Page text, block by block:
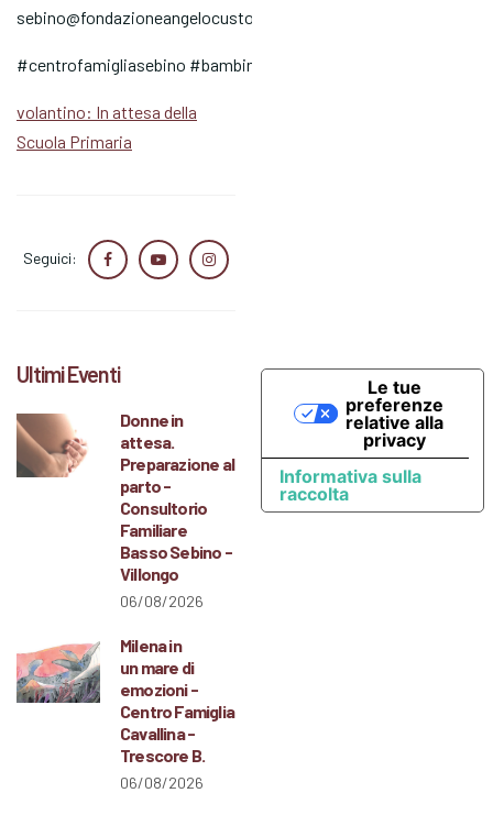
sebino@fondazioneangelocustode.it
#centrofamigliasebino #bambini #sarnico
volantino: In attesa della
Scuola Primaria
Seguici:
Ultimi Eventi
Donne in
attesa.
Preparazione al
parto -
Consultorio
Familiare
Basso Sebino -
Villongo
06/08/2026
Milena in
un mare di
emozioni -
Centro Famiglia
Cavallina -
Trescore B.
06/08/2026
Informativa sulla
raccolta
Le tue
preferenze
relative alla
privacy